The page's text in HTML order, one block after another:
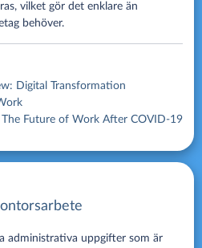
vilket gör det enklare än
behöver.
Digital Transformation
Future of Work After COVID-19
administrativa uppgifter som är